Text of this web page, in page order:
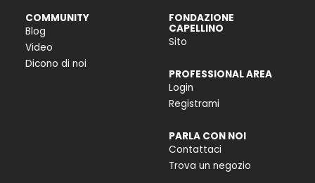
COMMUNITY
Blog
Video
Dicono di noi
FONDAZIONE
CAPELLINO
Sito
PROFESSIONAL AREA
Login
Registrami
PARLA CON NOI
Contattaci
Trova un negozio